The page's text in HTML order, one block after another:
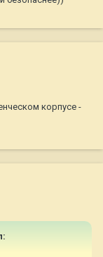
корпусе -